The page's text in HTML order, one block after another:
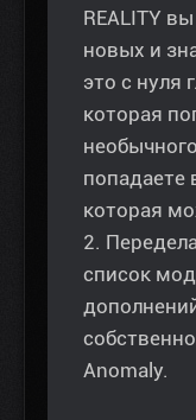
REALITY
новых и
это с нуля
которая
попадаете
которая
2.
список
Anomaly.